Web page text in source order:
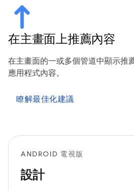
在主畫面上推薦內容
在主畫面的一或多個管道中顯示推
應用程式內容。
瞭解最佳化建議
ANDROID 電視版
設計